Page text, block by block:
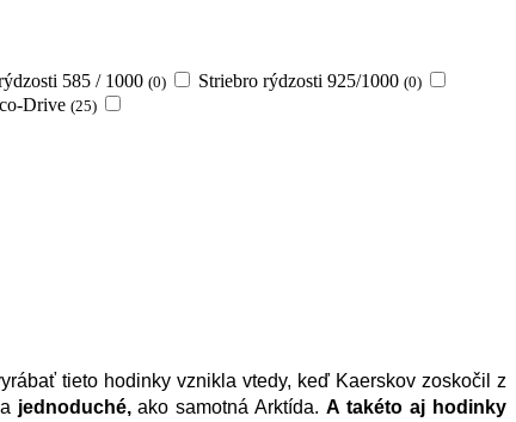
585 / 1000 (0) Striebro rýdzosti 925/1000 (0)
Drive (25)
tieto hodinky vznikla vtedy, keď Kaerskov zoskočil z
jednoduché, ako samotná Arktída. A takéto aj hodinky